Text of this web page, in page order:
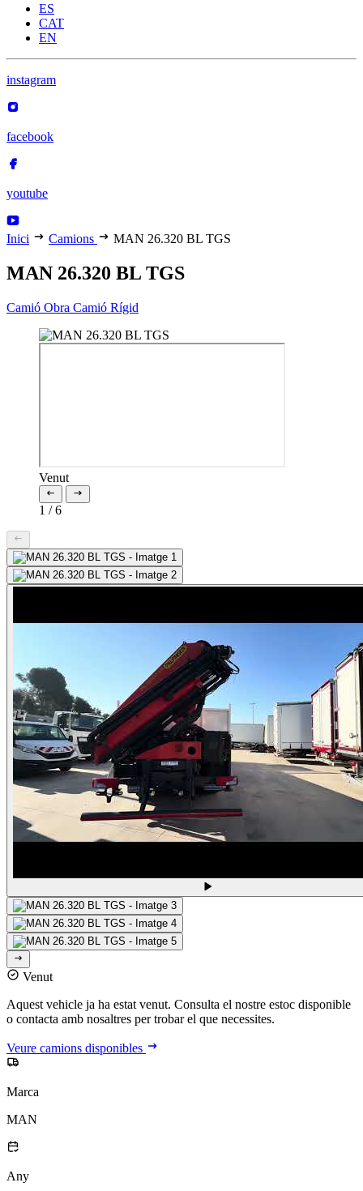
ES
CAT
EN
instagram
facebook
youtube
Inici Camions MAN 26.320 BL TGS
MAN 26.320 BL TGS
Camió Obra Camió Rígid
Venut
1 /6
Venut
Aquest vehicle ja ha estat venut. Consulta el nostre estoc disponible
o contacta amb nosaltres per trobar el que necessites.
Veure camions disponibles
Marca
MAN
Any